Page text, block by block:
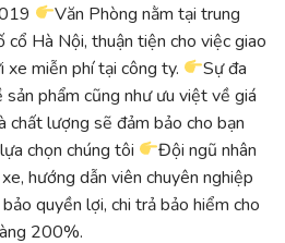
Văn Phòng nằm tại trung
cổ Hà Nội, thuận tiện cho việc giao
xe miễn phí tại công ty.
Sự đa
sản phẩm cũng như ưu việt về giá
chất lượng sẽ đảm bảo cho bạn
chọn chúng tôi
Đội ngũ nhân
hướng dẫn viên chuyên nghiệp
quyền lợi, chi trả bảo hiểm cho
200%.